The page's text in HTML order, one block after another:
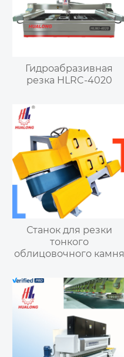
Гидроабразивная
резка HLRC-4020
Станок для резки
тонкого
облицовочного камня